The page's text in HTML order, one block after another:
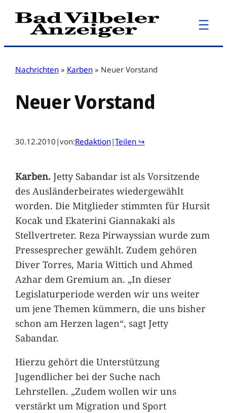
Zum
Inhalt
Nachrichten » Karben » Neuer Vorstand
Neuer Vorstand
30.12.2010 |von:Redaktion|Teilen ↪
Karben.Jetty Sabandar ist als Vorsitzende
des Ausländerbeirates wiedergewählt
worden. Die Mitglieder stimmten für Hursit
Kocak und Ekaterini Giannakaki als
Stellvertreter. Reza Pirwayssian wurde zum
Pressesprecher gewählt. Zudem gehören
Diver Torres, Maria Wittich und Ahmed
Azhar dem Gremium an. „In dieser
Legislaturperiode werden wir uns weiter
um jene Themen kümmern, die uns bisher
schon am Herzen lagen“, sagt Jetty
Sabandar.
Hierzu gehört die Unterstützung
Jugendlicher bei der Suche nach
Lehrstellen. „Zudem wollen wir uns
verstärkt um Migration und Sport